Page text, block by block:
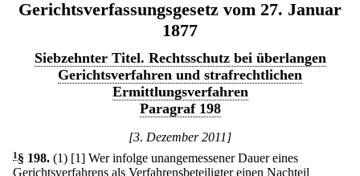
Gerichtsverfassungsgesetz vom 27. Januar
1877
Siebzehnter Titel. Rechtsschutz bei überlangen
Gerichtsverfahren und strafrechtlichen
Ermittlungsverfahren
Paragraf 198
[3. Dezember 2011]
1 § 198. (1) [1] Wer infolge unangemessener Dauer eines
Gerichtsverfahrens als Verfahrensbeteiligter einen Nachteil